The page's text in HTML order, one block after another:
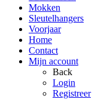
Mokken
Sleutelhangers
Voorjaar
Home
Contact
Mijn account
Back
Login
Registreer